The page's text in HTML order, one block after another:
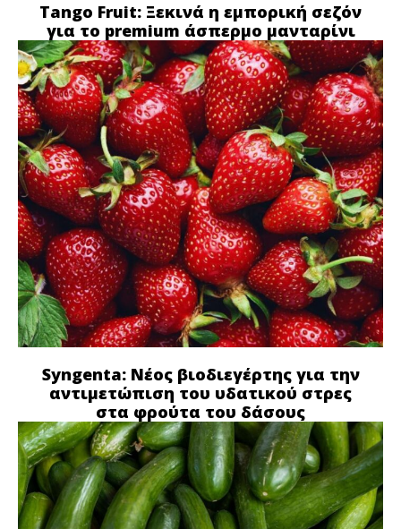
Tango Fruit: Ξεκινά η εμπορική σεζόν
για το premium άσπερμο μανταρίνι
Syngenta: Νέος βιοδιεγέρτης για την
αντιμετώπιση του υδατικού στρες
στα φρούτα του δάσους